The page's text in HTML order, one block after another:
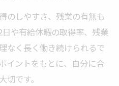
のしやすさ、残業の有無も
や有給休暇の取得率、残業
なく長く働き続けられるで
イントをもとに、自分に合
切です。